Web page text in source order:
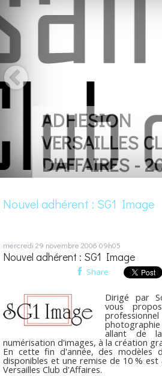
UN LIVRE
REMERCIER
Nouvel adhérent : SG1 Image
mercredi 29 novembre 2006 09h05
Nouvel adhérent : SG1 Image
Share
Dirigé par
vous
allant de
numérisation d'images, à la création
En cette fin d'année, des modèles
disponibles et une remise de 10 %
Versailles Club d'Affaires.